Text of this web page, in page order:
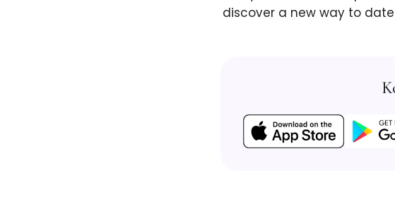
discover a new way to